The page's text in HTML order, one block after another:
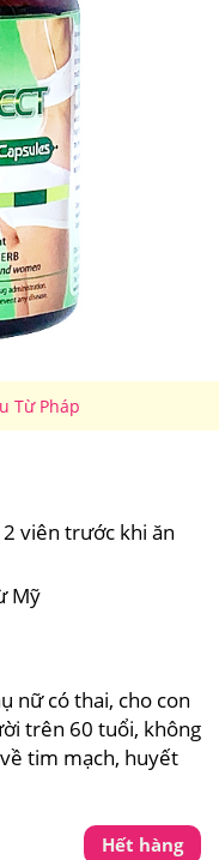
Từ Pháp
viên trước khi ăn
Mỹ
nữ có thai, cho con
trên 60 tuổi, không
tim mạch, huyết
Hết hàng